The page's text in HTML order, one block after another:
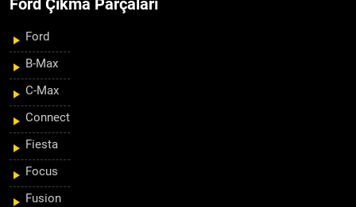
Ford Çıkma Parçaları
Ford
B-Max
C-Max
Connect
Fiesta
Focus
Fusion